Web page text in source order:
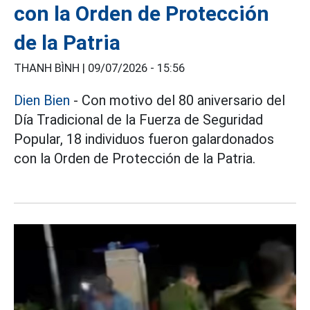
con la Orden de Protección
de la Patria
THANH BÌNH | 09/07/2026 - 15:56
Dien Bien - Con motivo del 80 aniversario del
Día Tradicional de la Fuerza de Seguridad
Popular, 18 individuos fueron galardonados
con la Orden de Protección de la Patria.